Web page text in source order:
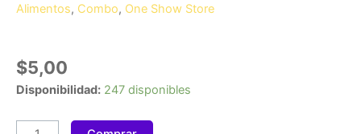
Alimentos, Combo, One Show Store
$5,00
Disponibilidad: 247 disponibles
Nachos